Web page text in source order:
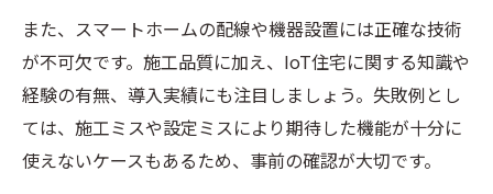
また、スマートホームの配線や機器設置には正確な技術
が不可欠です。施工品質に加え、IoT住宅に関する知識や
経験の有無、導入実績にも注目しましょう。失敗例とし
ては、施工ミスや設定ミスにより期待した機能が十分に
使えないケースもあるため、事前の確認が大切です。